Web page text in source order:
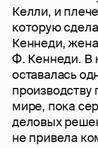
Келли, и
которую
Кеннеди,
Ф. Кеннеди. В
оставалась
мире, пока
деловых
не привела